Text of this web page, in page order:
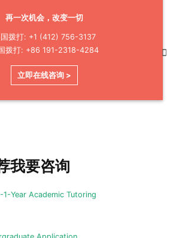
再一次机会，改变一切
国拨打: +1 (412) 756-3137
拨打: +86 191-2318-4284
立即在线咨询 >
我要咨询